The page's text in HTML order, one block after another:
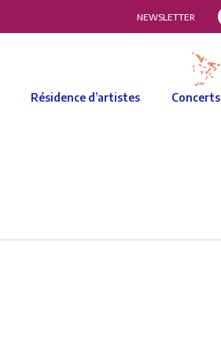
NEWSLETTER
Résidence d’artistes Concerts